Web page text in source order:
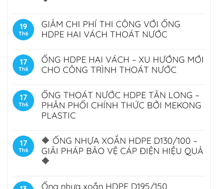
19
Th6
GIẢM CHI PHÍ THI CÔNG VỚI ỐNG
HDPE HAI VÁCH THOÁT NƯỚC
17
Th6
ỐNG HDPE HAI VÁCH – XU HƯỚNG MỚI
CHO CÔNG TRÌNH THOÁT NƯỚC
17
Th6
ỐNG THOÁT NƯỚC HDPE TÂN LONG –
PHÂN PHỐI CHÍNH THỨC BỞI MEKONG
PLASTIC
17
Th6
🔶 ỐNG NHỰA XOẮN HDPE D130/100 –
GIẢI PHÁP BẢO VỆ CÁP ĐIỆN HIỆU QUẢ
🔶
Ống nhựa xoắn HDPE D195/150